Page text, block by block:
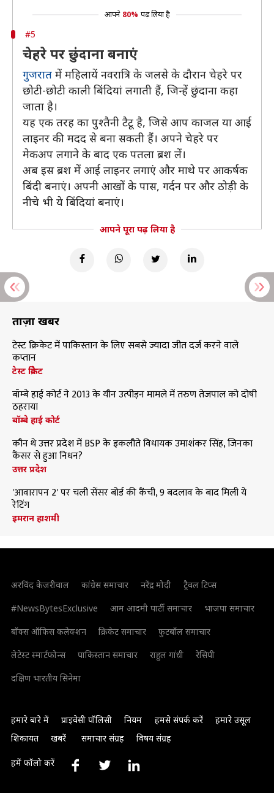
आपने 80% पढ़ लिया है
#5
चेहरे पर छुंदाना बनाएं
गुजरात में महिलायें नवरात्रि के जलसे के दौरान चेहरे पर
छोटी-छोटी काली बिंदियां लगाती हैं, जिन्हें छुंदाना कहा
जाता है।
यह एक तरह का पुश्तैनी टैटू है, जिसे आप काजल या आई
लाइनर की मदद से बना सकती हैं। अपने चेहरे पर
मेकअप लगाने के बाद एक पतला ब्रश लें।
अब इस ब्रश में आई लाइनर लगाएं और माथे पर आकर्षक
बिंदी बनाएं। अपनी आखों के पास, गर्दन पर और ठोड़ी के
नीचे भी ये बिंदियां बनाएं।
आपने पूरा पढ़ लिया है
ताज़ा खबरें
टेस्ट क्रिकेट में पाकिस्तान के लिए सबसे ज्यादा जीत दर्ज करने वाले
कप्तान
टेस्ट क्रिकेट
बॉम्बे हाई कोर्ट ने 2013 के यौन उत्पीड़न मामले में तरुण तेजपाल को दोषी
ठहराया
बॉम्बे हाई कोर्ट
कौन थे उत्तर प्रदेश में BSP के इकलौते विधायक उमाशंकर सिंह, जिनका
कैंसर से हुआ निधन?
उत्तर प्रदेश
'आवारापन 2' पर चली सेंसर बोर्ड की कैंची, 9 बदलाव के बाद मिली ये
रेटिंग
इमरान हाशमी
अरविंद केजरीवाल कांग्रेस समाचार नरेंद्र मोदी
ट्रैवल टिप्स
#NewsBytesExclusive
आम आदमी पार्टी समाचार
भाजपा समाचार
बॉक्स ऑफिस कलेक्शन
क्रिकेट समाचार
फुटबॉल समाचार
लेटेस्ट स्मार्टफोन्स
पाकिस्तान समाचार राहुल गांधी
रेसिपी
दक्षिण भारतीय सिनेमा
हमारे बारे में प्राइवेसी पॉलिसी नियम हमसे संपर्क करें
हमारे उसूल
शिकायत
खबरें समाचार संग्रह विषय संग्रह
हमें फॉलो करें